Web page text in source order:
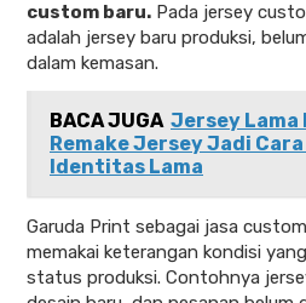
custom baru. Pada jersey
adalah jersey baru produksi,
dalam kemasan.
BACA JUGA Jersey Lama
Remake Jersey Jadi
Identitas Lama
Garuda Print sebagai jasa
memakai keterangan kondisi
status produksi. Contohnya